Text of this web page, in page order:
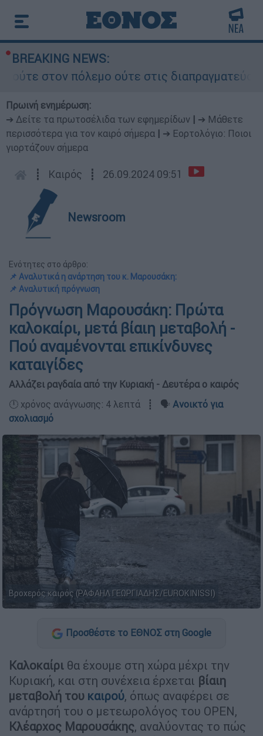
BREAKING NEWS:
πόλεμο ούτε στις διαπραγματεύσεις» - Οι
Πρωινή ενημέρωση:
➔ Δείτε τα πρωτοσέλιδα των εφημερίδων
➔ Μάθετε
περισσότερα για τον καιρό σήμερα
➔ Εορτολόγιο: Ποιοι
γιορτάζουν σήμερα
┋ Καιρός ┋ 26.09.2024 09:51
Newsroom
Ενότητες στο άρθρο:
📌 Αναλυτικά η ανάρτηση του κ. Μαρουσάκη:
📌 Αναλυτική πρόγνωση
Πρόγνωση Μαρουσάκη: Πρώτα
καλοκαίρι, μετά βίαιη μεταβολή -
Πού αναμένονται επικίνδυνες
καταιγίδες
Αλλάζει ραγδαία από την Κυριακή - Δευτέρα ο καιρός
🕛 χρόνος ανάγνωσης: 4 λεπτά ┋ 🗣️ Ανοικτό για
σχολιασμό
Βροχερός καιρός (ΡΑΦΑΗΛ ΓΕΩΡΓΙΑΔΗΣ/EUROKINISSI)
Προσθέστε το ΕΘΝΟΣ στη Google
Καλοκαίρι θα έχουμε στη χώρα μέχρι την
Κυριακή, και στη συνέχεια έρχεται βίαιη
μεταβολή του καιρού, όπως αναφέρει σε
ανάρτησή του ο μετεωρολόγος του OPEN,
Κλέαρχος Μαρουσάκης, αναλύοντας το πώς